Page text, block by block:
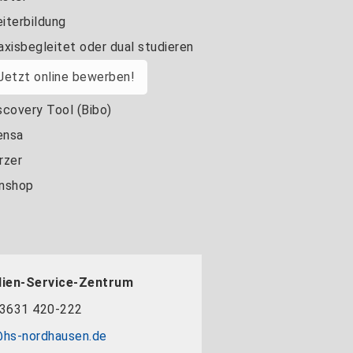
oder dual studieren
online bewerben!
Tool (Bibo)
Service-Zentrum
420-222
nordhausen.de